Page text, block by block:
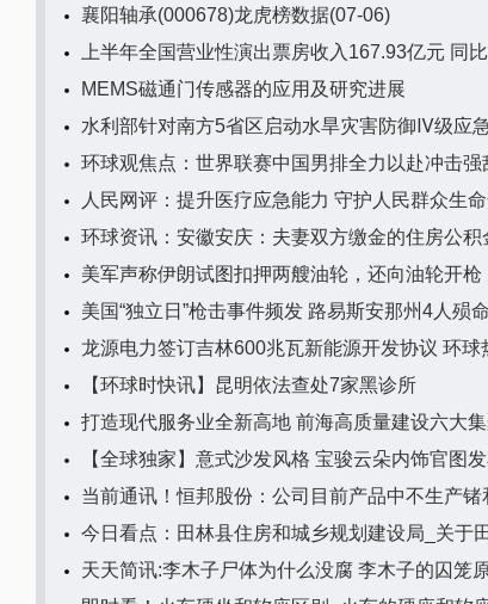
襄阳轴承(000678)龙虎榜数据(07-06)
上半年全国营业性演出票房收入167.93亿元 同
MEMS磁通门传感器的应用及研究进展
水利部针对南方5省区启动水旱灾害防御Ⅳ级应
环球观焦点：世界联赛中国男排全力以赴冲击强
人民网评：提升医疗应急能力 守护人民群众生
环球资讯：安徽安庆：夫妻双方缴金的住房公
美军声称伊朗试图扣押两艘油轮，还向油轮开
美国“独立日”枪击事件频发 路易斯安那州4人殒命
龙源电力签订吉林600兆瓦新能源开发协议 环球
【环球时快讯】昆明依法查处7家黑诊所
打造现代服务业全新高地 前海高质量建设六大
【全球独家】意式沙发风格 宝骏云朵内饰官图
当前通讯！恒邦股份：公司目前产品中不生产锗
今日看点：田林县住房和城乡规划建设局_关于
天天简讯:李木子尸体为什么没腐 李木子的囚笼